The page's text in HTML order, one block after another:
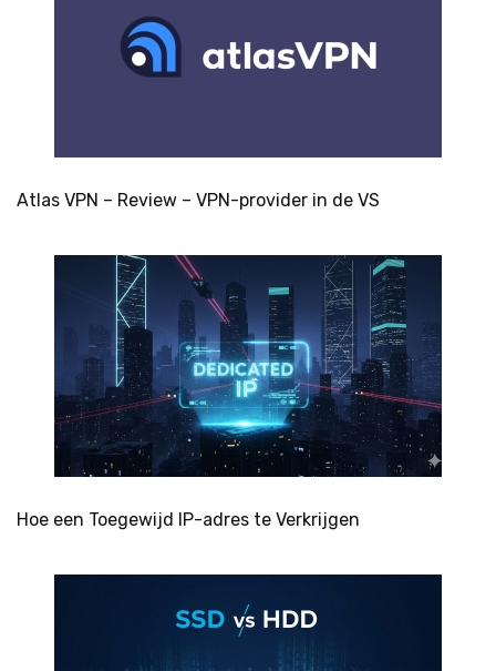
Atlas VPN – Review – VPN-provider in de VS
Hoe een Toegewijd IP-adres te Verkrijgen